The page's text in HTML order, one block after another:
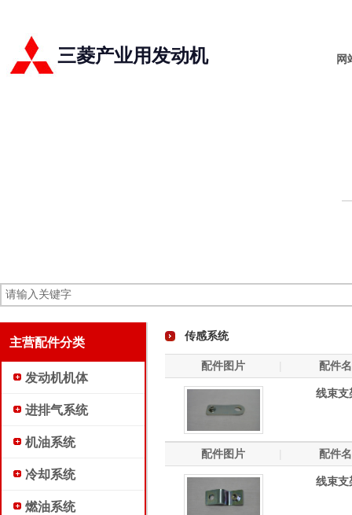
网
三菱产业用发动机
主营配件分类
发动机机体
进排气系统
机油系统
冷却系统
燃油系统
传感系统
配件图片 配件
线束支
配件图片 配件
线束支